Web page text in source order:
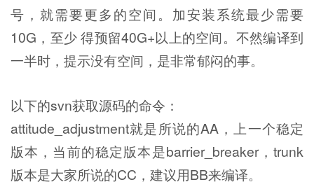
号，就需要更多的空间。加安装系统最少需要
10G，至少 得预留40G+以上的空间。不然编译到
一半时，提示没有空间，是非常郁闷的事。
以下的svn获取源码的命令：
attitude_adjustment就是所说的AA，上一个稳定
版本，当前的稳定版本是barrier_breaker，trunk
版本是大家所说的CC，建议用BB来编译。